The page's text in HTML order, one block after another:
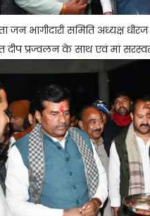
जन भागीदारी समिति अध्यक्ष धीरज
प्रज्वलन के साथ एवं मां